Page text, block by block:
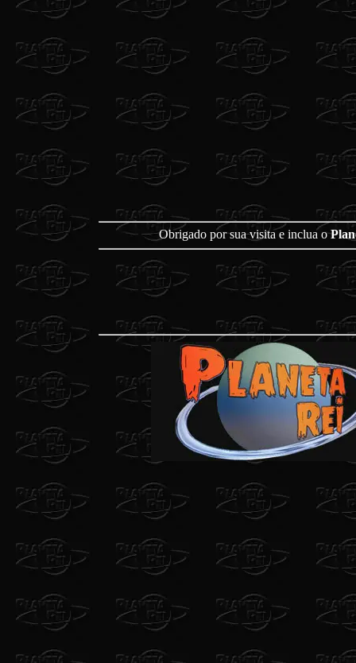
Obrigado por sua visita e inclua o